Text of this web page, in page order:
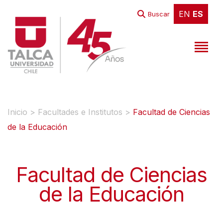
EN ES
Buscar EN ES
Inicio > Facultades e Institutos > Facultad de Ciencias
de la Educación
Facultad de Ciencias
de la Educación